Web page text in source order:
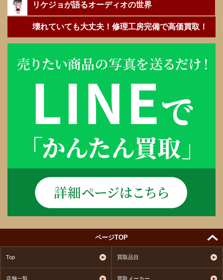
リケジョが語るオーディオの世界
壊れていても大丈夫！修理工房完備で高価買取！
ページTOP
Top 買取品目
店舗一覧 買取メーカー